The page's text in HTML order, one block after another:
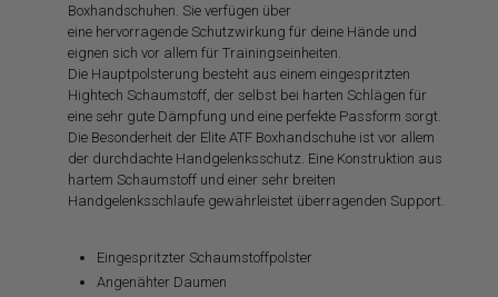
Boxhandschuhen. Sie verfügen über
eine hervorragende Schutzwirkung für deine Hände und
eignen sich vor allem für Trainingseinheiten.
Die Hauptpolsterung besteht aus einem eingespritzten
Hightech Schaumstoff, der selbst bei harten Schlägen für
eine sehr gute Dämpfung und eine perfekte Passform sorgt.
Die Besonderheit der Elite ATF Boxhandschuhe ist vor allem
der durchdachte Handgelenksschutz. Eine Konstruktion aus
hartem Schaumstoff und einer sehr breiten
Handgelenksschlaufe gewährleistet überragenden Support.
Eingespritzter Schaumstoffpolster
Angenähter Daumen